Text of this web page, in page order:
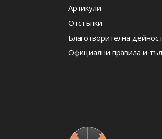
Артикули
Отстъпки
Благотворителна дейност
Официални правила и